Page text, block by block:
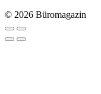
© 2026 Büromagazin